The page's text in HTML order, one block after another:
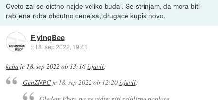
Cveto zal se oictno najde veliko budal. Se strinjam, da mora biti
rabljena roba obcutno cenejsa, drugace kupis novo.
FlyingBee
:: 18. sep 2022, 19:41
keba je 18. sep 2022 ob 13:16izjavil:
GenZNPCje 18. sep 2022 ob 12:20izjavil: